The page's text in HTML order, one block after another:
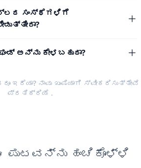
ಸಂಸ್ಥೆಗಳಿಗೆ
ಅನ್ನು ಕೇಳಬಹುದಾ?
ಇದೆಯಾ? ನಾವು ಖುಷಿಯಾಗಿ ಸ್ವೀಕರಿಸುತ್ತೇವೆ
ಪ್ರತಿಕ್ರಿಯೆ .
ಹಂಚಿಕೊಳ್ಳಿ